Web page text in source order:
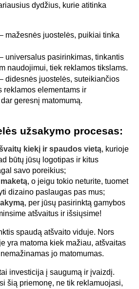
dydžius, kurie atitinka
mažesnės juostelės, puikiai tinka
universalus pasirinkimas, tinkantis
naudojimui, tiek reklamos tikslams.
didesnės juostelės, suteikiančios
reklamos elementams ir
geresnį matomumą.
užsakymo procesas:
kiekį ir spaudos vietą, kurioje
būtų jūsų logotipas ir kitus
savo poreikius;
, o jeigu tokio neturite, tuomet
dizaino paslaugas pas mus;
, per jūsų pasirinktą gamybos
atšvaitus ir išsiųsime!
spaudą atšvaito viduje. Nors
yra matoma kiek mažiau, atšvaitas
jo matomumas.
investicija į saugumą ir įvaizdį.
šią priemonę, ne tik reklamuojasi,